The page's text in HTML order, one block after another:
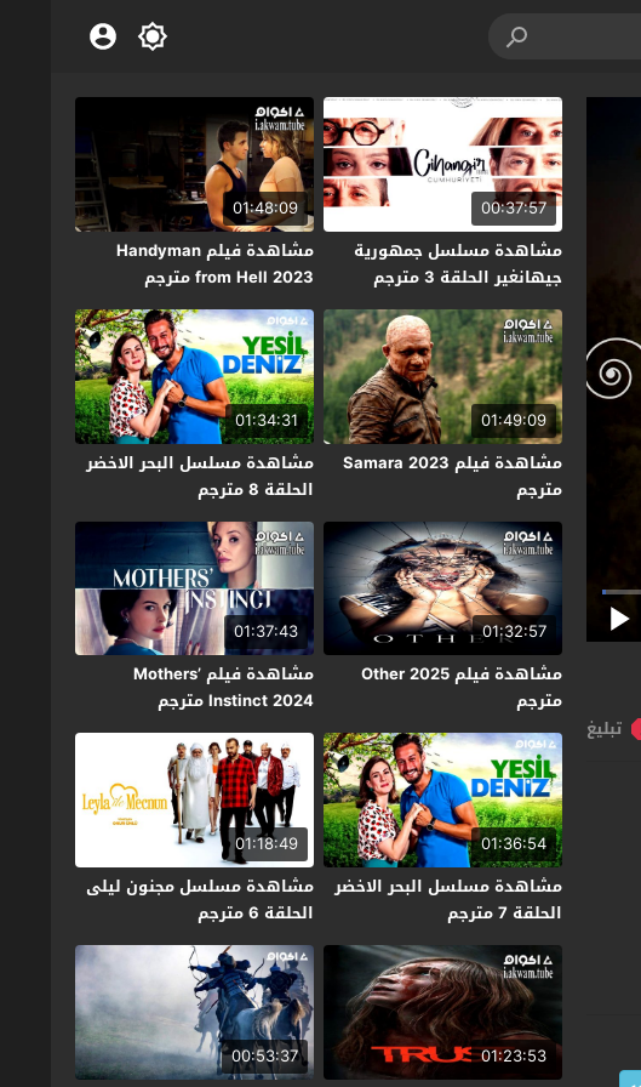
تبليغ
00:37:57
مشاهدة مسلسل جمهورية
جيهانغير الحلقة 3 مترجم
01:48:09
مشاهدة فيلم Handyman
from Hell 2023 مترجم
01:49:09
مشاهدة فيلم Samara 2023
مترجم
01:34:31
مشاهدة مسلسل البحر الاخضر
الحلقة 8 مترجم
01:32:57
مشاهدة فيلم Other 2025
مترجم
01:37:43
مشاهدة فيلم Mothers’
Instinct 2024 مترجم
01:36:54
مشاهدة مسلسل البحر الاخضر
الحلقة 7 مترجم
01:18:49
مشاهدة مسلسل مجنون ليلى
الحلقة 6 مترجم
01:23:53
00:53:37